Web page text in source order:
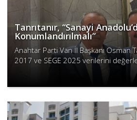
Tanrıtanır, “Sanayi
Konumlandırılmalı”
Anahtar Parti Van İl Başkanı Osman
2017 ve SEGE 2025 verilerini
Ege-Akdeniz hattının sosyo-